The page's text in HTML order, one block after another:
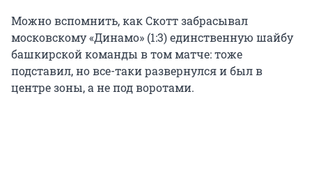
Можно вспомнить, как Скотт забрасывал
московскому «Динамо» (1:3) единственную шайбу
башкирской команды в том матче: тоже
подставил, но все-таки развернулся и был в
центре зоны, а не под воротами.